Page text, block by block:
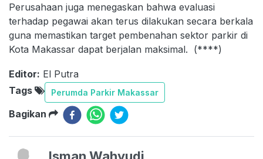
Perusahaan juga menegaskan bahwa evaluasi
terhadap pegawai akan terus dilakukan secara berkala
guna memastikan target pembenahan sektor parkir di
Kota Makassar dapat berjalan maksimal. (****)
Editor: El Putra
Tags
Perumda Parkir Makassar
Bagikan
Isman Wahyudi